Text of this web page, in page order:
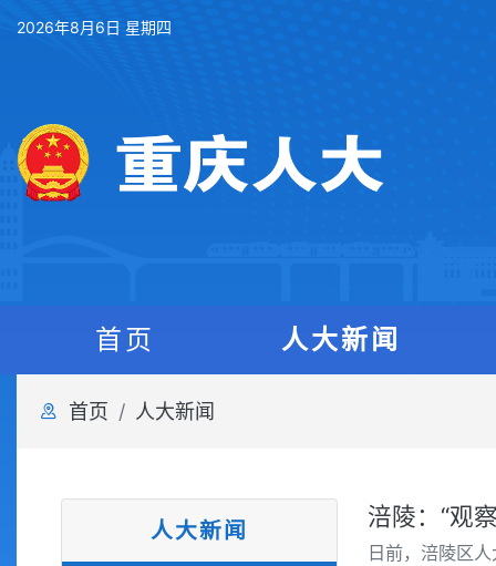
2026年8月6日 星期四
首页 人大新闻
首页 人大新闻
人大新闻 涪陵：“观
日前，涪陵区